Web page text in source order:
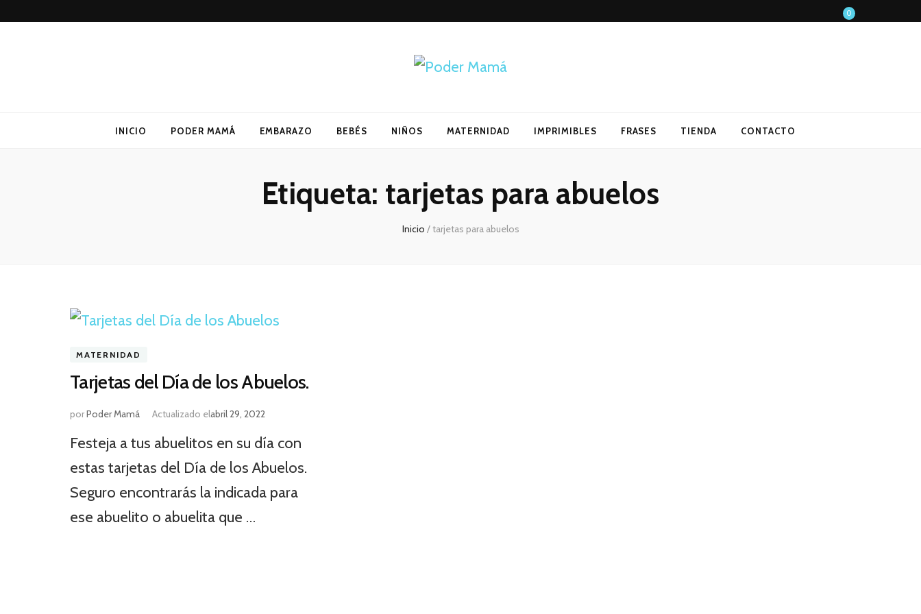
0
INICIO PODER MAMÁ EMBARAZO BEBÉS NIÑOS MATERNIDAD IMPRIMIBLES FRASES TIENDA CONTACTO
Etiqueta: tarjetas para abuelos
Inicio /tarjetas para abuelos
MATERNIDAD
Tarjetas del Día de los Abuelos.
porPoder Mamá Actualizado elabril 29, 2022
Festeja a tus abuelitos en su día con
estas tarjetas del Día de los Abuelos.
Seguro encontrarás la indicada para
ese abuelito o abuelita que …